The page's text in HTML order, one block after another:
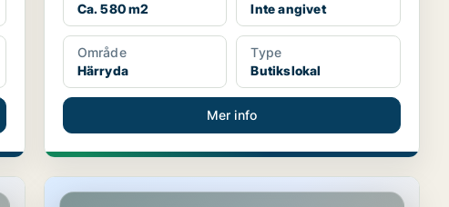
Ca. 580 m2
Inte angivet
Område
Härryda
Type
Butikslokal
Mer info
Butikslokal i Uppsala